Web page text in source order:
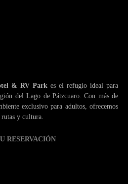
& RV Park es el refugio ideal para
del Lago de Pátzcuaro. Con más de
exclusivo para adultos, ofrecemos
y cultura.
RESERVACIÓN